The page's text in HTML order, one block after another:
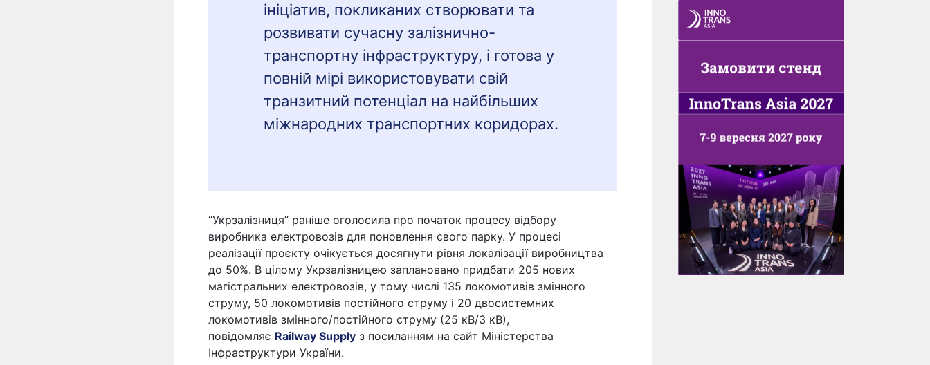
ініціатив, покликаних створювати та
розвивати сучасну залізнично-
транспортну інфраструктуру, і готова у
повній мірі використовувати свій
транзитний потенціал на найбільших
міжнародних транспортних коридорах.
“Укрзалізниця” раніше оголосила про початок процесу відбору
виробника електровозів для поновлення свого парку. У процесі
реалізації проєкту очікується досягнути рівня локалізації виробництва
до 50%. В цілому Укрзалізницею заплановано придбати 205 нових
магістральних електровозів, у тому числі 135 локомотивів змінного
струму, 50 локомотивів постійного струму і 20 двосистемних
локомотивів змінного/постійного струму (25 кВ/3 кВ),
повідомляє Railway Supply з посиланням на сайт Міністерства
Інфраструктури України.